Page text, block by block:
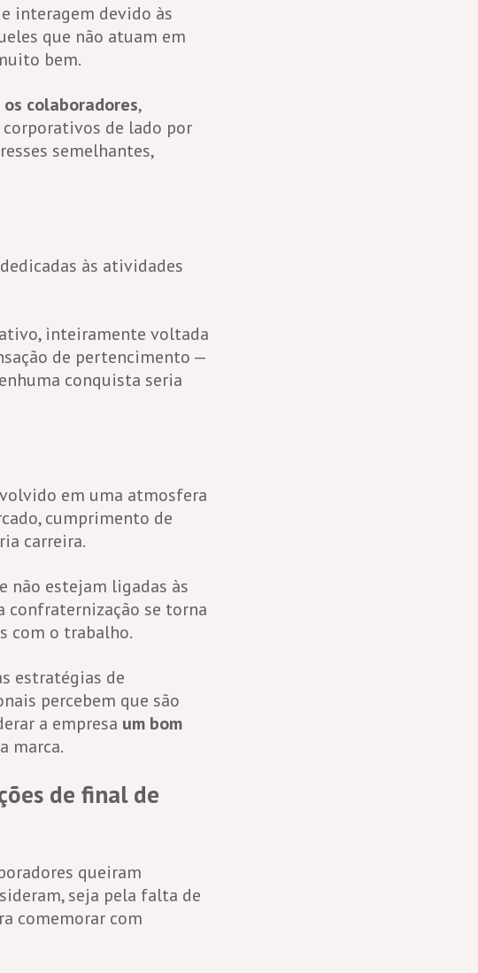
interagem devido às
que não atuam em
bem.
colaboradores,
de lado por
semelhantes,
às atividades
inteiramente voltada
de pertencimento —
conquista seria
em uma atmosfera
cumprimento de
carreira.
não estejam ligadas às
confraternização se torna
com o trabalho.
estratégias de
percebem que são
a empresa um bom
marca.
de final de
queiram
seja pela falta de
comemorar com